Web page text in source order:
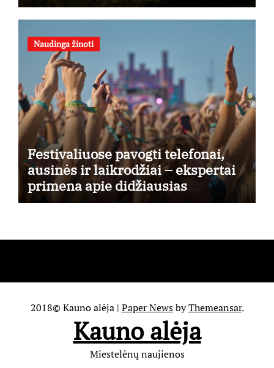
Naudinga žinoti
Festivaliuose pavogti telefonai,
ausinės ir laikrodžiai – ekspertai
primena apie didžiausias
finansines rizikas
2018© Kauno alėja | Paper NewsbyThemeansar.
Kauno alėja
Miestelėnų naujienos